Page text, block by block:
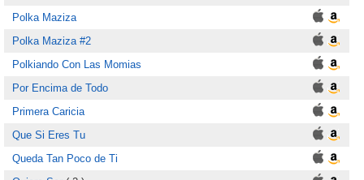
Polka Maziza
Polka Maziza #2
Polkiando Con Las Momias
Por Encima de Todo
Primera Caricia
Que Si Eres Tu
Queda Tan Poco de Ti